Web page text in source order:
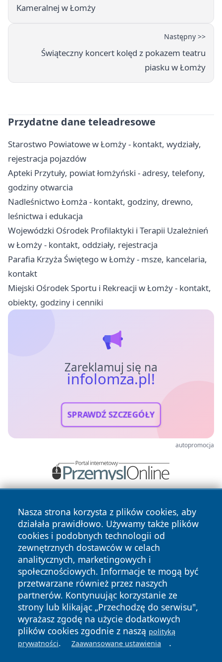
Kameralnej w Łomży
Następny >>
Świąteczny koncert kolęd z pokazem teatru
piasku w Łomży
Przydatne dane teleadresowe
Starostwo Powiatowe w Łomży - kontakt, wydziały,
rejestracja pojazdów
Apteki Przytuły, powiat łomżyński - adresy, telefony,
godziny otwarcia
Nadleśnictwo Łomża - kontakt, godziny, drewno,
leśnictwa i edukacja
Wojewódzki Ośrodek Profilaktyki i Terapii Uzależnień
w Łomży - kontakt, oddziały, rejestracja
Parafia Krzyża Świętego w Łomży - msze, kancelaria,
kontakt
Miejski Ośrodek Sportu i Rekreacji w Łomży - kontakt,
obiekty, godziny i cenniki
Zareklamuj się na
infolomza.pl!
SPRAWDŹ SZCZEGÓŁY
autopromocja
Nasza strona korzysta z plików cookies, aby
działała prawidłowo. Używamy także plików
cookies i podobnych technologii od
zewnętrznych dostawców w celach
analitycznych, marketingowych i
społecznościowych. Informacje te mogą być
przetwarzane również przez naszych
partnerów. Kontynuując korzystanie ze
strony lub klikając „Przechodzę do serwisu",
wyrażasz zgodę na użycie dodatkowych
plików cookies zgodnie z naszą polityką
prywatności. Zaawansowane ustawienia .
Copyright © 2026 infolomza.pl Wszystkie prawa zastrzeżone.
News Autorzy
Polityka
Prywatności
Polityka
Cookies